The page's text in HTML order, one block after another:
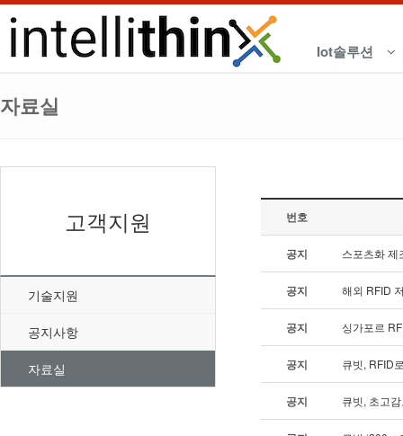
Iot솔루션
자료실
고객지원
기술지원
공지사항
자료실
번호
공지 스포츠화
공지 해외 RFID
공지 싱가포르
공지 큐빗, RFID
공지 큐빗, 초고